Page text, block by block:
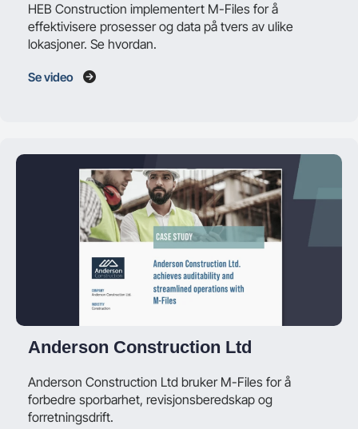
HEB Construction implementert M-Files for å
effektivisere prosesser og data på tvers av ulike
Se video
Anderson Construction Ltd
Anderson Construction Ltd bruker M-Files for å
forbedre sporbarhet, revisjonsberedskap og
forretningsdrift.